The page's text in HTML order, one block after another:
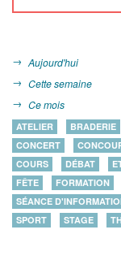
Aujourd'hui
Cette semaine
Ce mois
ATELIER BRADERIE
CONCERT
COURS
DÉBAT
FÊTE
FORMATION
SÉANCE
SPORT
STAGE